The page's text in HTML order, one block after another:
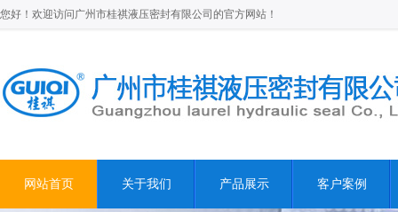
您好！欢迎访问广州市桂祺液压密封有限公司的官方网站！
网站首页 关于我们 产品展示 客户案例